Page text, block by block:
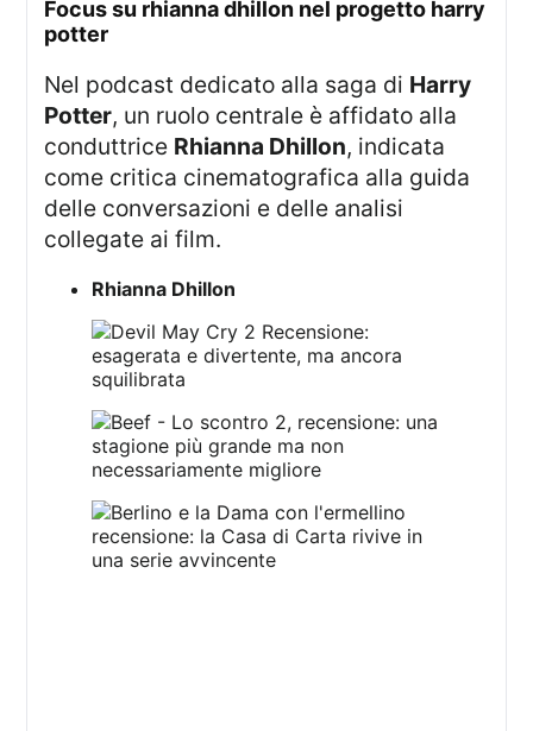
focus su rhianna dhillon nel progetto harry
potter
Nel podcast dedicato alla saga di Harry
Potter, un ruolo centrale è affidato alla
conduttrice Rhianna Dhillon, indicata
come critica cinematografica alla guida
delle conversazioni e delle analisi
collegate ai film.
Rhianna Dhillon